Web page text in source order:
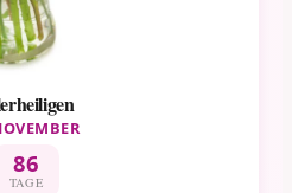
86
TAGE